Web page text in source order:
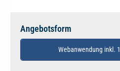
Angebotsform
Webanwendung inkl.